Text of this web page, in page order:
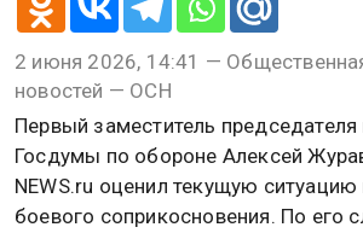
2 июня 2026, 14:41 —
новостей — ОСН
Первый заместитель председателя
Госдумы по обороне Алексей
NEWS.ru оценил текущую ситуацию
боевого соприкосновения. По его